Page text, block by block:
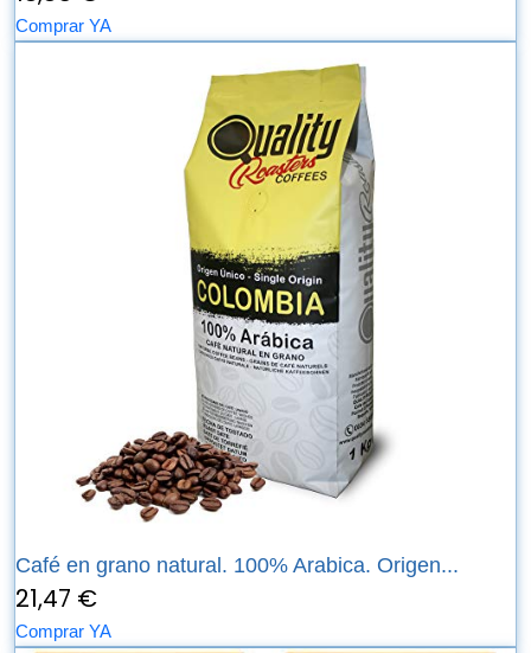
Comprar YA
Café en grano natural. 100% Arabica. Origen...
21,47 €
Comprar YA